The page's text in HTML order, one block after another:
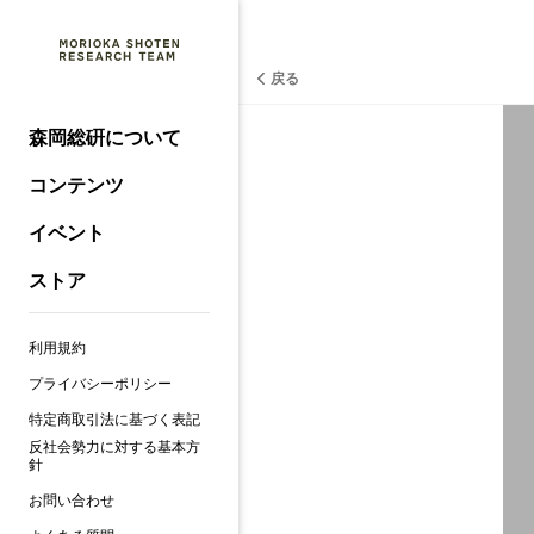
森岡総硏について
コンテンツ
イベント
ストア
利用規約
プライバシーポリシー
特定商取引法に基づく表記
反社会勢力に対する基本方
針
お問い合わせ
戻る